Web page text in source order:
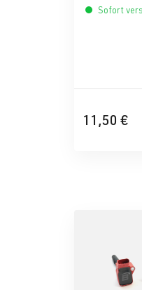
Sofort
11,50 €